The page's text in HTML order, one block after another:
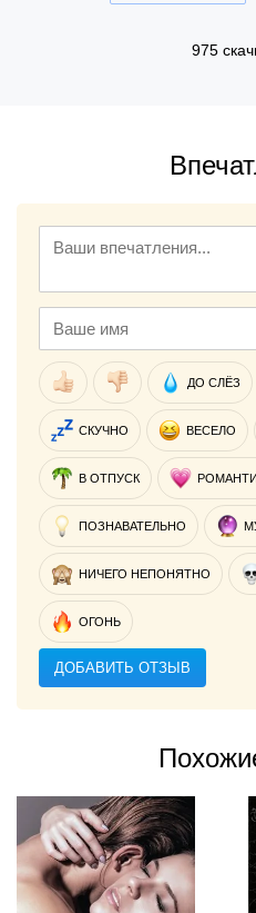
975
ДО СЛЁЗ
СКУЧНО ВЕСЕЛО
В ОТПУСК
ПОЗНАВАТЕЛЬНО
НИЧЕГО НЕПОНЯТНО
ОГОНЬ
ДОБАВИТЬ ОТЗЫВ